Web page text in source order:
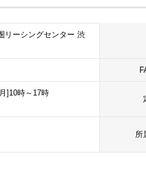
リーシングセンター 渋
]10時～17時
所